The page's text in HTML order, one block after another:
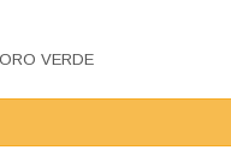
VERDE